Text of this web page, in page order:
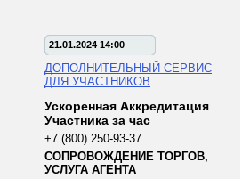
21.01.2024 14:00
ДОПОЛНИТЕЛЬНЫЙ СЕРВИС
ДЛЯ УЧАСТНИКОВ
Ускоренная Аккредитация
Участника за час
+7 (800) 250-93-37
СОПРОВОЖДЕНИЕ ТОРГОВ,
УСЛУГА АГЕНТА